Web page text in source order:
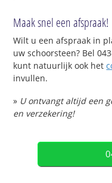
Maak snel een afspraak!
Wilt u een afspraak in
uw schoorsteen? Bel
kunt natuurlijk ook het
invullen.
» U ontvangt altijd een
en verzekering!